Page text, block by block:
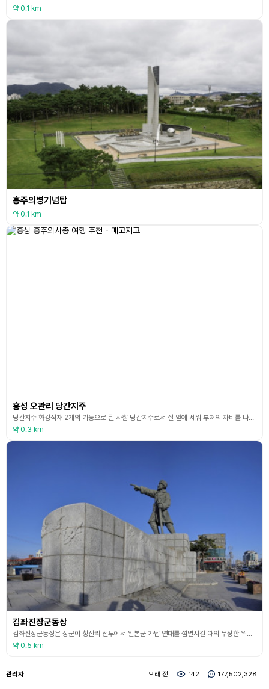
약 0.1 km
홍주의병기념탑
약 0.1 km
홍성 오관리 당간지주
당간지주 화강석재 2개의 기둥으로 된 사찰 당간지주로서 절 앞에 세워 부처의 자비를 나타내고 나쁜 기운을 내쫓는 깃발을 ‘당’이라 하고, 그 깃발을 매다는 깃대를 ‘당간’이라고 한다. 당간 지주란 당간을 양쪽에서 지탱해 주는 두 돌기둥을 말한다. 홍성 오관리 당간 지주의 안쪽은 아무런 장식이 없지만, 바깥쪽의 중앙부에는 줄무늬 두 개가 돋을새김으로 새겨져 있는 것이 특징이다. 중앙에는 깃대는 세우도록 한 둥근 구멍이 있고, 지주의 윗부분에는 깃대를 고정
약 0.3 km
김좌진장군동상
김좌진장군동상은 장군이 청산리 전투에서 일본군 가납 연대를 섬멸시킬 때의 무장한 위용으로 독립군 대장의 늠름한 기상을 기리기 위해 건립되었다. 김좌진 장군은 1919년 북로군정서를 조직하고 사령관이 되었으며, 사관 연성소를 설치하여 독립군을 양성하였다. 31세가 되던 해에는 시베리아로 출전 중이던 일본군 3,000여 명을 화룡현 청산리로 유인하여 1,200여 명을 전사상자로 만들어 청산리 전투를 승리로 이끌었으며, 이는 대한민국 독립운동사상 최대의 금
약 0.5 km
관리자 오래 전 142 177,502,328